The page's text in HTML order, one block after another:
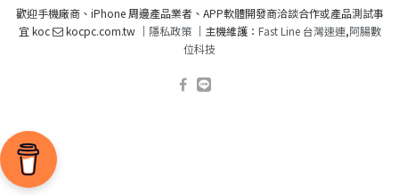
歡迎手機廠商、iPhone 周邊產品業者、APP軟體開發商洽談合作或產品測試事
宜 koc
kocpc.com.tw ｜ 隱私政策｜主機維護： Fast Line 台灣速連,阿腸數
位科技